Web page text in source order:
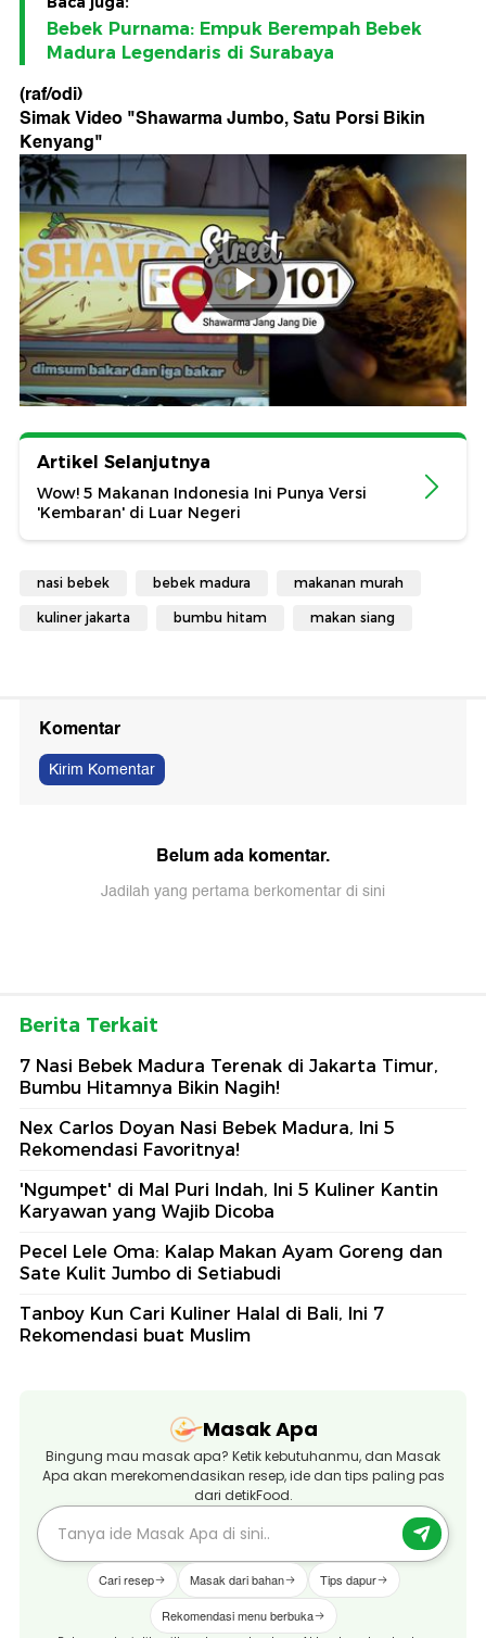
Bebek Purnama: Empuk Berempah Bebek
Madura Legendaris di Surabaya
(raf/odi)
Simak Video "Shawarma Jumbo, Satu Porsi Bikin
Kenyang"
Artikel Selanjutnya
Wow! 5 Makanan Indonesia Ini Punya Versi
'Kembaran' di Luar Negeri
nasi bebek bebek madura makanan murah
kuliner jakarta bumbu hitam makan siang
Komentar
Kirim Komentar
Belum ada komentar.
Jadilah yang pertama berkomentar di sini
Berita Terkait
7 Nasi Bebek Madura Terenak di Jakarta Timur,
Bumbu Hitamnya Bikin Nagih!
Nex Carlos Doyan Nasi Bebek Madura, Ini 5
Rekomendasi Favoritnya!
'Ngumpet' di Mal Puri Indah, Ini 5 Kuliner Kantin
Karyawan yang Wajib Dicoba
Pecel Lele Oma: Kalap Makan Ayam Goreng dan
Sate Kulit Jumbo di Setiabudi
Tanboy Kun Cari Kuliner Halal di Bali, Ini 7
Rekomendasi buat Muslim
Masak Apa
Bingung mau masak apa? Ketik kebutuhanmu, dan Masak
Apa akan merekomendasikan resep, ide dan tips paling pas
dari detikFood.
Cari resep Masak dari bahan Tips dapur
Rekomendasi menu berbuka